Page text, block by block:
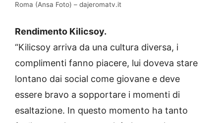
Roma (Ansa Foto) – dajeromatv.it
Rendimento Kilicsoy.
“Kilicsoy arriva da una cultura diversa, i
complimenti fanno piacere, lui doveva stare
lontano dai social come giovane e deve
essere bravo a sopportare i momenti di
esaltazione. In questo momento ha tanto